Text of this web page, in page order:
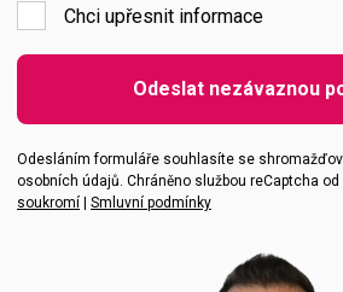
Chci upřesnit informace
Emailová adresa
Vaše zpráva
Odeslat nezávaznou
Odesláním formuláře souhlasíte se
osobních údajů. Chráněno službou reCaptcha od
soukromí
Smluvní podmínky